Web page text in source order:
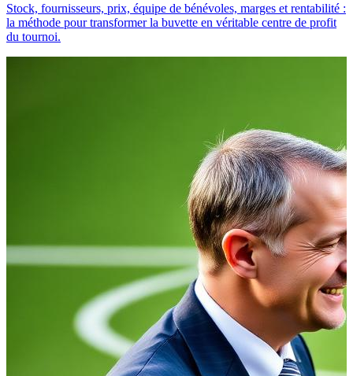
Stock, fournisseurs, prix, équipe de bénévoles, marges et rentabilité :
la méthode pour transformer la buvette en véritable centre de profit
du tournoi.